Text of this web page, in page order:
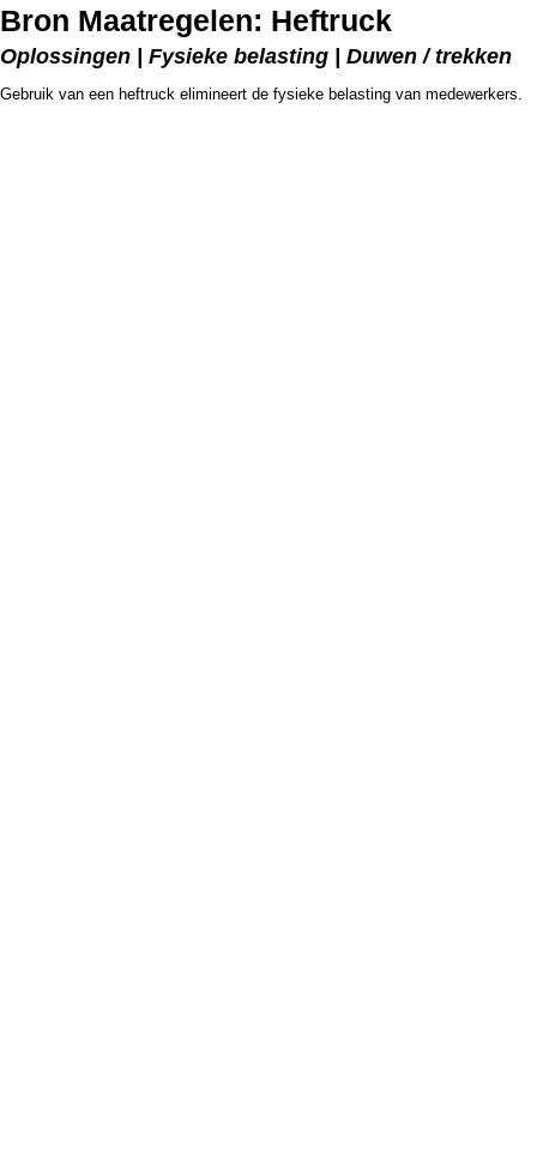
Bron Maatregelen: Heftruck
Oplossingen | Fysieke belasting | Duwen / trekken
Gebruik van een heftruck elimineert de fysieke belasting van medewerkers.